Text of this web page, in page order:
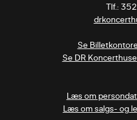
Se
Se DR
Læs om
Læs om salgs- og